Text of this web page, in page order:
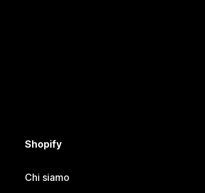
Shopify
Chi siamo